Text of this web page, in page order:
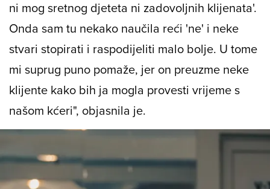
ali moram se brinuti i o svom zdravlju, jer ako
neće biti zdravlja, neće biti ni mene, neće biti
ni mog sretnog djeteta ni zadovoljnih klijenata'.
Onda sam tu nekako naučila reći 'ne' i neke
stvari stopirati i raspodijeliti malo bolje. U tome
mi suprug puno pomaže, jer on preuzme neke
klijente kako bih ja mogla provesti vrijeme s
našom kćeri", objasnila je.